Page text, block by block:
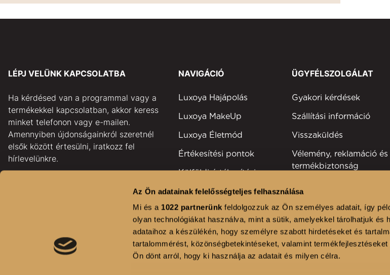
Az Ön adatainak felelősségteljes felhasználása
Mi és a 1022 partnerünk feldolgozzuk az Ön személyes adatait, így
olyan technológiákat használva, mint a sütik, amelyekkel tárolhatjuk és
adataihoz a készülékén, hogy személyre szabott hirdetéseket és
tartalommérést, közönségbetekintéseket, valamint
Ön dönt arról, hogy ki használja az adatait és milyen célra.
LÉPJ VELÜNK KAPCSOLATBA
Ha kérdésed van a programmal vagy a
termékekkel kapcsolatban, akkor keress
minket telefonon vagy e-mailen.
Amennyiben újdonságainkról szeretnél
elsők között értesülni, iratkozz fel
hírlevelünkre.
HÍRLEVÉL FELIRATKOZÁS
NAVIGÁCIÓ
Luxoya Hajápolás
Luxoya MakeUp
Luxoya Életmód
Értékesítési pontok
Külföldi értékesítési
Területi képviselők
Fodrászszalonok
Kihívás
ÜGYFÉLSZOLGÁLAT
Gyakori kérdések
Szállítási információ
Visszaküldés
Vélemény, reklamáció és
termékbiztonság